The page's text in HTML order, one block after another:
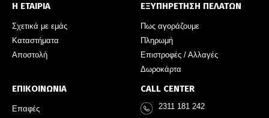
Η ΕΤΑΙΡΙΑ
Σχετικά με εμάς
Καταστήματα
Αποστολή
ΕΞΥΠΗΡΕΤΗΣΗ ΠΕΛΑΤΩΝ
Πως αγοράζουμε
Πληρωμή
Επιστροφές / Αλλαγές
Δωροκάρτα
ΕΠΙΚΟΙΝΩΝΙΑ
Επαφές
CALL CENTER
2311 181 242